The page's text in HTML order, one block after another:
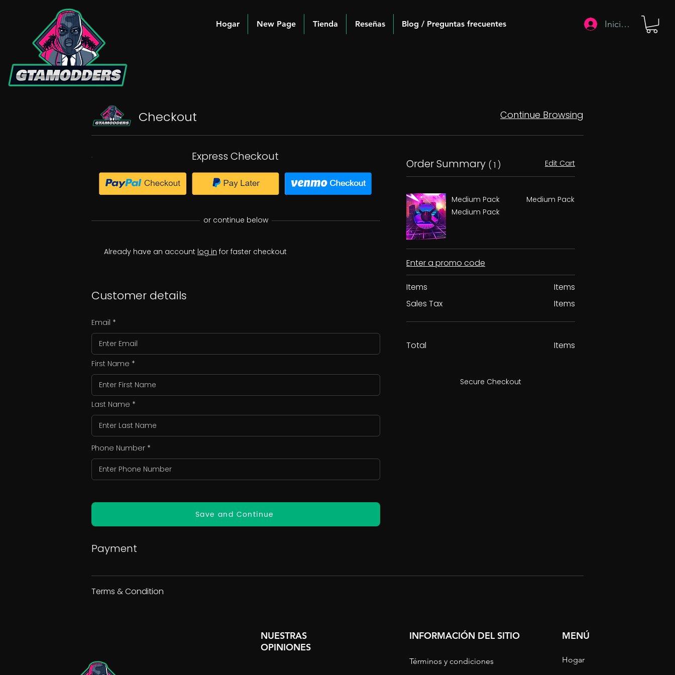
Hogar New Page Tienda Reseñas Blog / Preguntas frecuentes Iniciar sesión
Checkout Continue Browsing
Express Checkout
or continue below
Already have an account log in for faster checkout
Customer details
Email
First Name
Last Name
Phone Number
Save and Continue
Order Summary ( 1 ) Edit Cart
Medium Pack
Medium Pack
Medium Pack
Enter a promo code
Items
Sales Tax
Items
Items
Total Items
Secure Checkout
Payment
Terms & Condition
NUESTRAS
OPINIONES
INFORMACIÓN DEL SITIO
Términos y condiciones
MENÚ
Hogar